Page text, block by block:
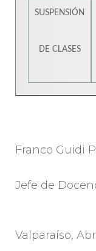
SUSPENSIÓN
DE CLASES
Franco Guidi P.
Jefe de
Valparaíso,